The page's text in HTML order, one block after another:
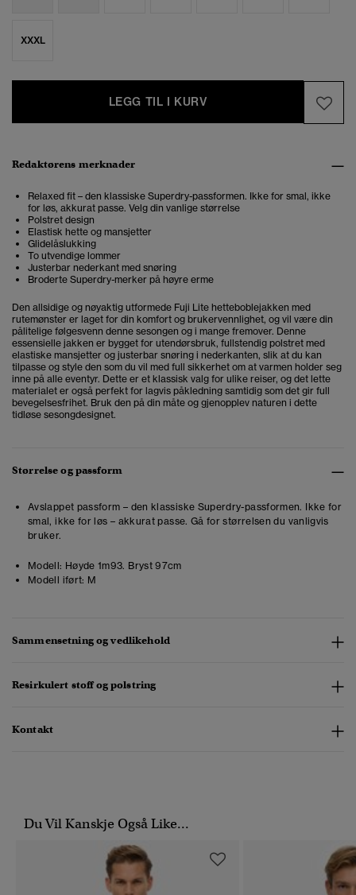
XXXL
LEGG TIL I KURV
Redaktørens merknader
Relaxed fit – den klassiske Superdry-passformen. Ikke for smal, ikke
for løs, akkurat passe. Velg din vanlige størrelse
Polstret design
Elastisk hette og mansjetter
Glidelåslukking
To utvendige lommer
Justerbar nederkant med snøring
Broderte Superdry-merker på høyre erme
Den allsidige og nøyaktig utformede Fuji Lite hetteboblejakken med
rutemønster er laget for din komfort og brukervennlighet, og vil være din
pålitelige følgesvenn denne sesongen og i mange fremover. Denne
essensielle jakken er bygget for utendørsbruk, fullstendig polstret med
elastiske mansjetter og justerbar snøring i nederkanten, slik at du kan
tilpasse og style den som du vil med full sikkerhet om at varmen holder seg
inne på alle eventyr. Dette er et klassisk valg for ulike reiser, og det lette
materialet er også perfekt for lagvis påkledning samtidig som det gir full
bevegelsesfrihet. Bruk den på din måte og gjenopplev naturen i dette
tidløse sesongdesignet.
Størrelse og passform
Avslappet passform – den klassiske Superdry-passformen. Ikke for
smal, ikke for løs – akkurat passe. Gå for størrelsen du vanligvis
bruker.
Modell: Høyde 1m93. Bryst 97cm
Modell iført: M
Sammensetning og vedlikehold
Resirkulert stoff og polstring
Kontakt
Du Vil Kanskje Også Like...